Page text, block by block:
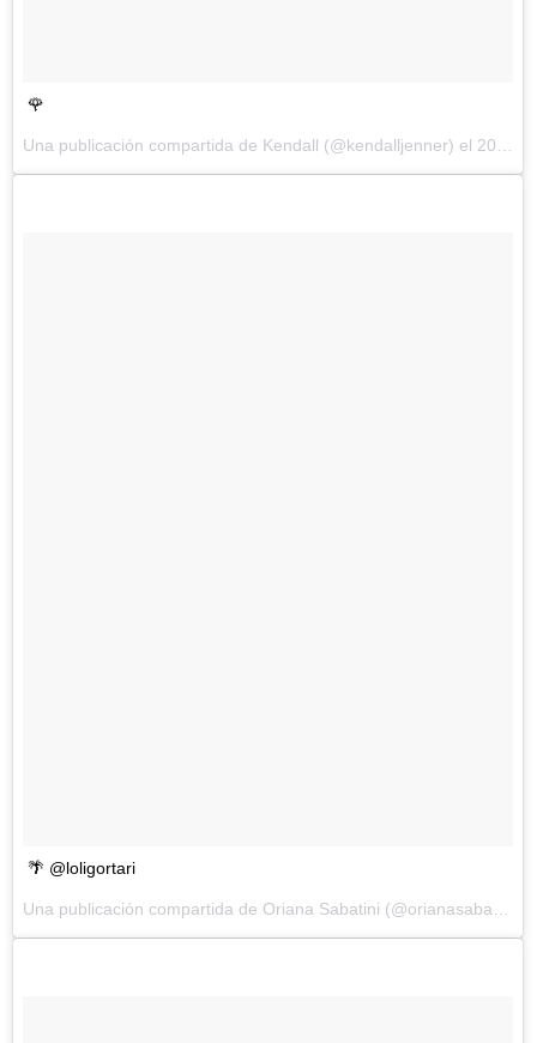
🌹
Una publicación compartida de Kendall (@kendalljenner) el 20 de May de 2017 a la(s) 12:32 PDT
🌴 @loligortari